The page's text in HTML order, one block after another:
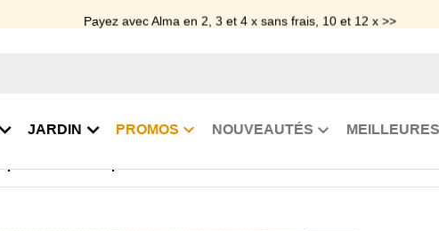
JARDIN PROMOS NOUVEAUTÉS